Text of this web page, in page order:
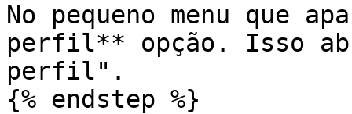
No pequeno menu que
perfil** opção. Isso
perfil".
{% endstep %}